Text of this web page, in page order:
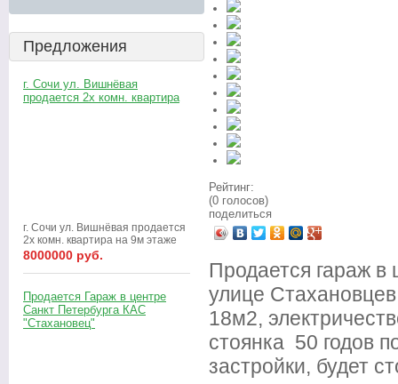
Предложения
г. Сочи ул. Вишнёвая
продается 2х комн. квартира
г. Сочи ул. Вишнёвая продается
2х комн. квартира на 9м этаже
8000000 руб.
Продается Гараж в центре
Санкт Петербурга КАС
"Стахановец"
Рейтинг:
(0 голосов)
поделиться
Продается гараж
улице
18м2,
стоянка 50 годов
застройки, будет